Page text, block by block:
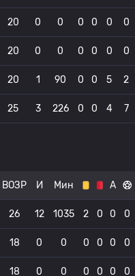
20 0 0 0 0 0 0
20 0 0 0 0 0 0
20 1 90 0 0 5 2
25 3 226 0 0 4 7
ВОЗР И Мин А
26 12 1035 2 0 0 0
18 0 0 0 0 0 0
18 0 0 0 0 0 0